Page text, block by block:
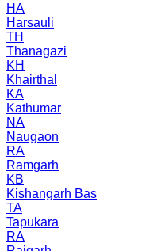
HA
Harsauli
TH
Thanagazi
KH
Khairthal
KA
Kathumar
NA
Naugaon
RA
Ramgarh
KB
Kishangarh Bas
TA
Tapukara
RA